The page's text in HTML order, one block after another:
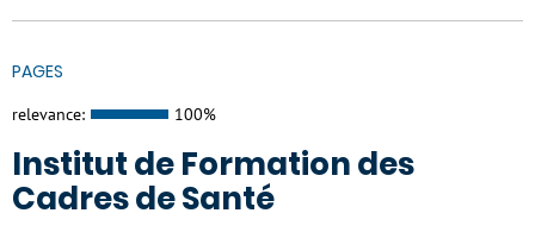
PAGES
relevance: 100%
Institut de Formation des
Cadres de Santé